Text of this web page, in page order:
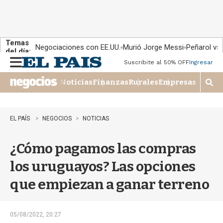
Temas
del día: Negociaciones con EE.UU. Murió Jorge Messi Peñarol
n
u
Suscribite al 50% OFFIngresar
NoticiasFinanzasRuralesEmpresas
M
o
q
EL PAÍS NEGOCIOS NOTICIAS
¿Cómo pagamos las compras
los uruguayos? Las opciones
que empiezan a ganar terreno
05/08/2022, 20:27